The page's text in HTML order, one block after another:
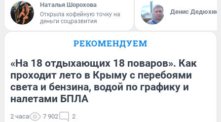
Наталья Шорохова
Открыла кофейную точку на
деньги соцразвития
Денис Дедюхин
РЕКОМЕНДУЕМ
«На 18 отдыхающих 18 поваров». Как
проходит лето в Крыму с перебоями
света и бензина, водой по графику и
налетами БПЛА
2 часа 7 902 2